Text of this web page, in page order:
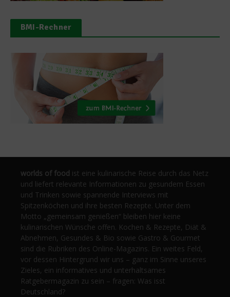
BMI-Rechner
worlds of food ist eine kulinarische Reise durch das Netz
und liefert relevante Informationen zu gesundem Essen
und Trinken sowie spannende Interviews mit
Spitzenköchen und ihre besten Rezepte. Unter dem
Motto „gemeinsam genießen“ bleiben hier keine
kulinarischen Wünsche offen. Kochen & Rezepte, Diät &
Abnehmen, Gesundes & Bio sowie Gastro & Gourmet
sind die Rubriken des Online-Magazins. Ein weites Feld,
vor dessen Hintergrund wir uns – ganz im Sinne unseres
Zieles, ein informatives und unterhaltsames
Ratgebermagazin zu sein – fragen: Was isst
Deutschland?